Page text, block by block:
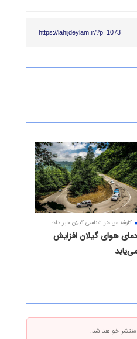
https://lahijdeylam.ir/?p=1073
کارشناس هواشناسی گیلان خبر داد؛
دمای هوای گیلان افزایش
خواهد شد.